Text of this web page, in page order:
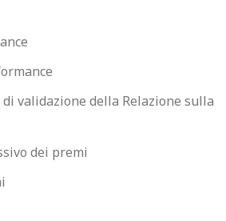
validazione della Relazione sulla
dei premi